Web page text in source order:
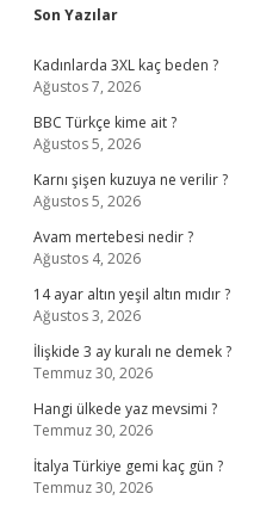
Sidebar
Son Yazılar
Kadınlarda 3XL kaç beden ?
Ağustos 7, 2026
BBC Türkçe kime ait ?
Ağustos 5, 2026
Karnı şişen kuzuya ne verilir ?
Ağustos 5, 2026
Avam mertebesi nedir ?
Ağustos 4, 2026
14 ayar altın yeşil altın mıdır ?
Ağustos 3, 2026
İlişkide 3 ay kuralı ne demek ?
Temmuz 30, 2026
Hangi ülkede yaz mevsimi ?
Temmuz 30, 2026
İtalya Türkiye gemi kaç gün ?
Temmuz 30, 2026